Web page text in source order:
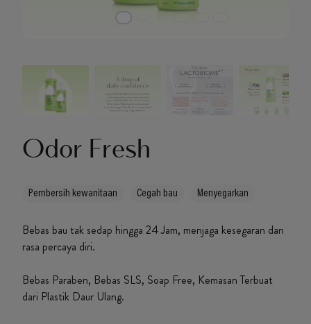
IWD
Odor Fresh
Pembersih kewanitaan Cegah bau Menyegarkan
Bebas bau tak sedap hingga 24 Jam, menjaga kesegaran dan
rasa percaya diri.
Bebas Paraben, Bebas SLS, Soap Free, Kemasan Terbuat
dari Plastik Daur Ulang.